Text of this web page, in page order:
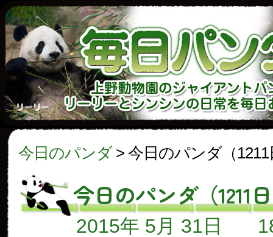
今日のパンダ> 今日のパンダ（1211
今日のパンダ（1211
2015年 5月 31日